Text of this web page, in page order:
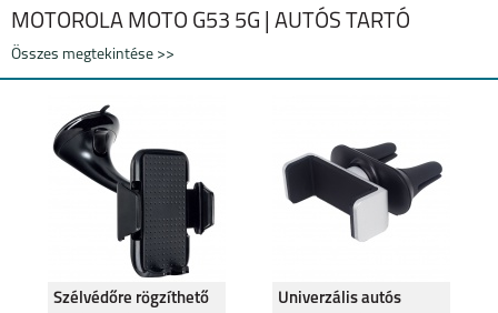
MOTOROLA MOTO G53 5G | AUTÓS TARTÓ
Összes megtekintése >>
Szélvédőre rögzíthető
Univerzális autós